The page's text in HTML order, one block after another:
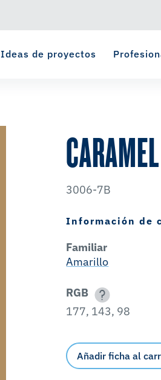
Ideas de proyectos
3006-7B
Información de
Familiar
Amarillo
RGB
177, 143, 98
Añadir ficha al